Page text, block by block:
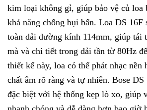
kim loại không gỉ, giúp bảo vệ củ loa
khả năng chống bụi bẩn. Loa DS 16F
toàn dải đường kính 114mm, giúp tái
mà và chi tiết trong dải tần từ 80Hz
thiết kế này, loa có thể phát nhạc nền
chất âm rõ ràng và tự nhiên. Bose
đặc biệt với hệ thống kẹp lò xo, giúp